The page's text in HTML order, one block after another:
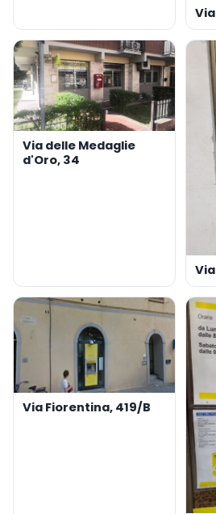
Via delle Medaglie
d'Oro, 34
Via Fiorentina, 419/B